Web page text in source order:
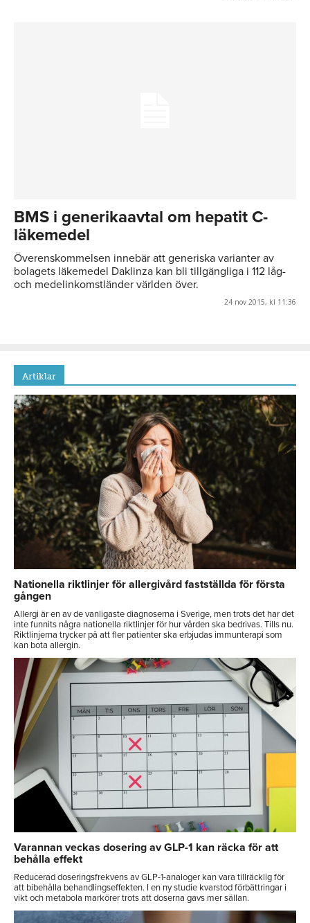
BMS i generikaavtal om hepatit C-
läkemedel
Överenskommelsen innebär att generiska varianter av
bolagets läkemedel Daklinza kan bli tillgängliga i 112 låg-
och medelinkomstländer världen över.
24 nov 2015, kl 11:36
Artiklar
Nationella riktlinjer för allergivård fastställda för första
gången
Allergi är en av de vanligaste diagnoserna i Sverige, men trots det har det
inte funnits några nationella riktlinjer för hur vården ska bedrivas. Tills nu.
Riktlinjerna trycker på att fler patienter ska erbjudas immunterapi som
kan bota allergin.
Varannan veckas dosering av GLP-1 kan räcka för att
behålla effekt
Reducerad doseringsfrekvens av GLP-1-analoger kan vara tillräcklig för
att bibehålla behandlingseffekten. I en ny studie kvarstod förbättringar i
vikt och metabola markörer trots att doserna gavs mer sällan.